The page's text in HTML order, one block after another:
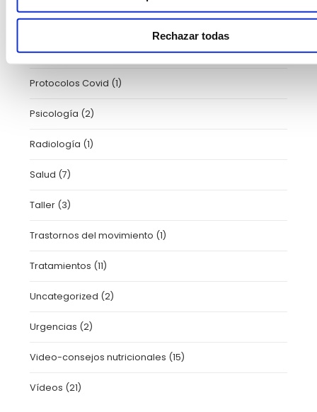
Rechazar todas
Pediatría(25)
Prensa y Medios(206)
Protocolos Covid (1)
Psicología (2)
Radiología (1)
Salud (7)
Taller (3)
Trastornos del movimiento (1)
Tratamientos (11)
Uncategorized (2)
Urgencias (2)
Video-consejos nutricionales (15)
Vídeos (21)